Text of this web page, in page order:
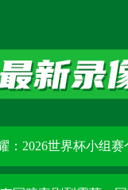
图上气势恢宏
问题百出。